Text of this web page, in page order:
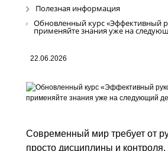
Полезная информация
Обновленный курс «Эффективный
применяйте знания уже на
22.06.2026
Современный мир требует от
просто дисциплины и контроля,